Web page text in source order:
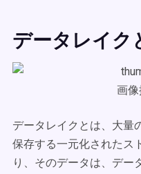
データレイク
画
データレイクとは、大量
保存する一元化されたス
り、そのデータは、デー